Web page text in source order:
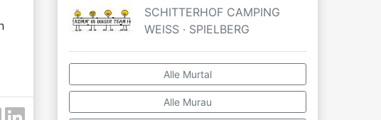
SCHITTERHOF CAMPING
WEISS · SPIELBERG
Alle Murtal
Alle Murau